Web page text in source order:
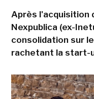
Après l'acquisition
Nexpublica (ex-
consolidation sur
rachetant la start-